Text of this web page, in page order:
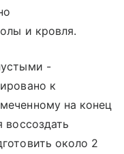
и кровля.
-
к
на конец
воссоздать
около 2